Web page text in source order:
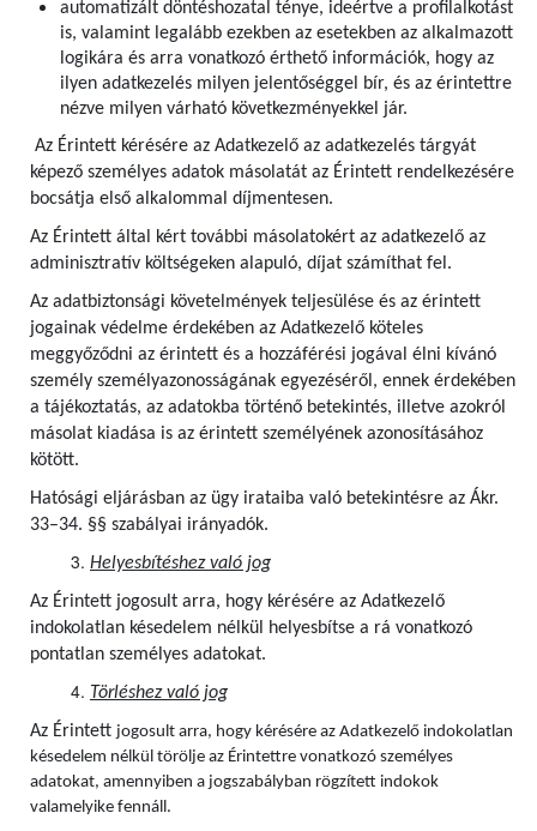
automatizált döntéshozatal ténye, ideértve a profilalkotást
is, valamint legalább ezekben az esetekben az alkalmazott
logikára és arra vonatkozó érthető információk, hogy az
ilyen adatkezelés milyen jelentőséggel bír, és az érintettre
nézve milyen várható következményekkel jár.
Az Érintett kérésére az Adatkezelő az adatkezelés tárgyát
képező személyes adatok másolatát az Érintett rendelkezésére
bocsátja első alkalommal díjmentesen.
Az Érintett által kért további másolatokért az adatkezelő az
adminisztratív költségeken alapuló, díjat számíthat fel.
Az adatbiztonsági követelmények teljesülése és az érintett
jogainak védelme érdekében az Adatkezelő köteles
meggyőződni az érintett és a hozzáférési jogával élni kívánó
személy személyazonosságának egyezéséről, ennek érdekében
a tájékoztatás, az adatokba történő betekintés, illetve azokról
másolat kiadása is az érintett személyének azonosításához
kötött.
Hatósági eljárásban az ügy irataiba való betekintésre az Ákr.
33–34. §§ szabályai irányadók.
Helyesbítéshez való jog
Az Érintett jogosult arra, hogy kérésére az Adatkezelő
indokolatlan késedelem nélkül helyesbítse a rá vonatkozó
pontatlan személyes adatokat.
Törléshez való jog
Az Érintett jogosult arra, hogy kérésére az Adatkezelő indokolatlan
késedelem nélkül törölje az Érintettre vonatkozó személyes
adatokat, amennyiben a jogszabályban rögzített indokok
valamelyike fennáll.